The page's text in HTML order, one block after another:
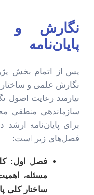
نگارش و
پایان‌نامه
پس از اتمام بخش
نگارش علمی و
نیازمند رعایت اصول
سازماندهی منطقی
برای پایان‌نامه
فصل‌های زیر است:
فصل اول:
مسئله،
ساختار کلی